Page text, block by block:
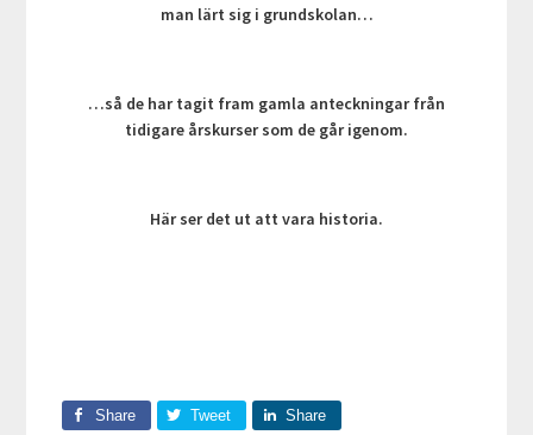
man lärt sig i grundskolan…
…så de har tagit fram gamla anteckningar från
tidigare årskurser som de går igenom.
Här ser det ut att vara historia.
Share Tweet Share